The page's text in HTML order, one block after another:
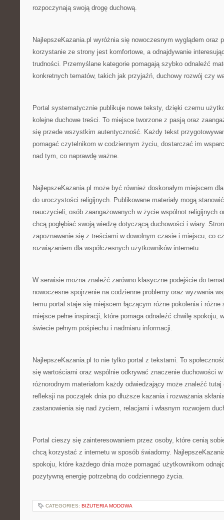
rozpoczynają swoją drogę duchową.
NajlepszeKazania.pl wyróżnia się nowoczesnym wyglądem oraz
korzystanie ze strony jest komfortowe, a odnajdywanie
trudności. Przemyślane kategorie pomagają szybko odnaleźć
konkretnych tematów, takich jak przyjaźń, duchowy rozwój czy
Portal systematycznie publikuje nowe teksty, dzięki czemu
kolejne duchowe treści. To miejsce tworzone z pasją oraz
się przede wszystkim autentyczność. Każdy tekst
pomagać czytelnikom w codziennym życiu, dostarczać im
nad tym, co naprawdę ważne.
NajlepszeKazania.pl może być również doskonałym miejscem
do uroczystości religijnych. Publikowane materiały mogą
nauczycieli, osób zaangażowanych w życie wspólnot religijnych
chcą pogłębiać swoją wiedzę dotyczącą duchowości i wiary.
zapoznawanie się z treściami w dowolnym czasie i miejscu, co
rozwiązaniem dla współczesnych użytkowników internetu.
W serwisie można znaleźć zarówno klasyczne podejście do
nowoczesne spojrzenie na codzienne problemy oraz wyzwania
temu portal staje się miejscem łączącym różne pokolenia i różne
miejsce pełne inspiracji, które pomaga odnaleźć chwilę spokoju,
świecie pełnym pośpiechu i nadmiaru informacji.
NajlepszeKazania.pl to nie tylko portal z tekstami. To
się wartościami oraz wspólnie odkrywać znaczenie duchowości
różnorodnym materiałom każdy odwiedzający może znaleźć
refleksji na początek dnia po dłuższe kazania i rozważania
zastanowienia się nad życiem, relacjami i własnym rozwojem
Portal cieszy się zainteresowaniem przez osoby, które cenią
chcą korzystać z internetu w sposób świadomy.
spokoju, które każdego dnia może pomagać użytkownikom
pozytywną energię potrzebną do codziennego życia.
CATEGORIES: BIŻUTERIA MODOWA